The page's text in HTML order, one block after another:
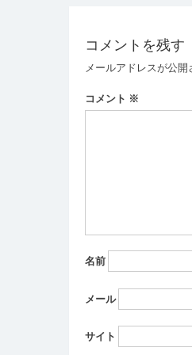
ビ
ゲ
ー
コメントを残す
メールアドレスが公開
コメント ※
名前
メール
サイト